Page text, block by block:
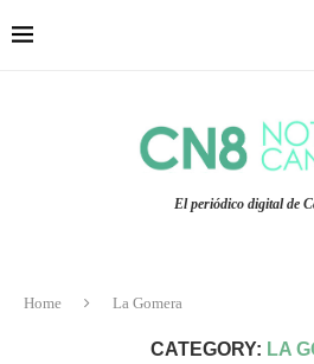
El periódico digital de
Home La Gomera
CATEGORY: LA